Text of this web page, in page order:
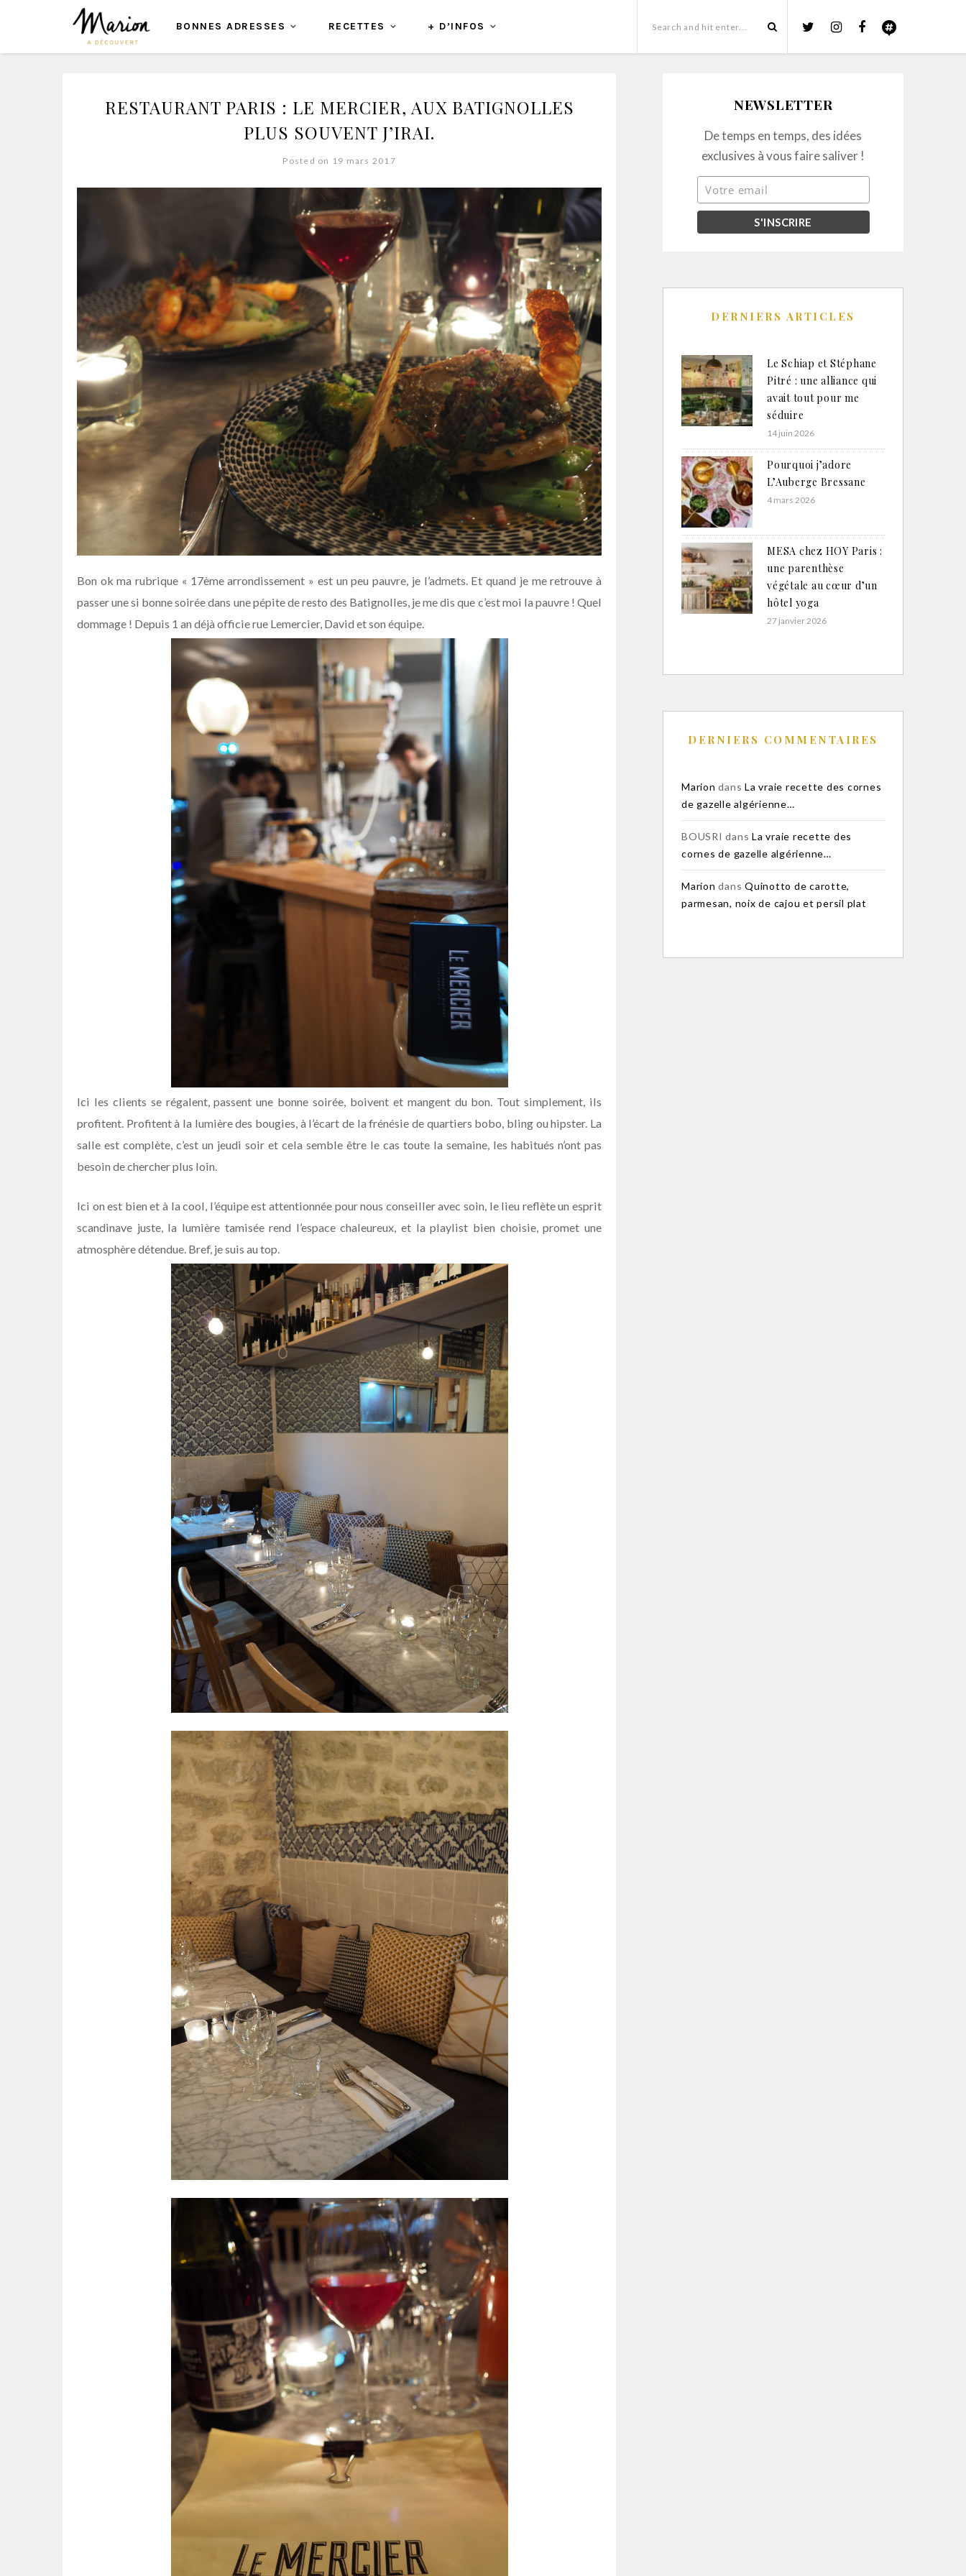
BONNES ADRESSES RECETTES + D’INFOS
RESTAURANT PARIS : LE MERCIER, AUX BATIGNOLLES
PLUS SOUVENT J’IRAI.
Posted on 19 mars 2017
Bon ok ma rubrique « 17ème arrondissement » est un peu pauvre, je l’admets. Et quand je me retrouve à
passer une si bonne soirée dans une pépite de resto des Batignolles, je me dis que c’est moi la pauvre ! Quel
dommage ! Depuis 1 an déjà officie rue Lemercier, David et son équipe.
Ici les clients se régalent, passent une bonne soirée, boivent et mangent du bon. Tout simplement, ils
profitent. Profitent à la lumière des bougies, à l’écart de la frénésie de quartiers bobo, bling ou hipster. La
salle est complète, c’est un jeudi soir et cela semble être le cas toute la semaine, les habitués n’ont pas
besoin de chercher plus loin.
Ici on est bien et à la cool, l’équipe est attentionnée pour nous conseiller avec soin, le lieu reflète un esprit
scandinave juste, la lumière tamisée rend l’espace chaleureux, et la playlist bien choisie, promet une
atmosphère détendue. Bref, je suis au top.
NEWSLETTER
De temps en temps, des idées
exclusives à vous faire saliver !
DERNIERS ARTICLES
Le Schiap et Stéphane
Pitré : une alliance qui
avait tout pour me
séduire
14 juin 2026
Pourquoi j’adore
L’Auberge Bressane
4 mars 2026
MESA chez HOY Paris :
une parenthèse
végétale au cœur d’un
hôtel yoga
27 janvier 2026
DERNIERS COMMENTAIRES
Marion dans La vraie recette des cornes
de gazelle algérienne…
BOUSRI dans La vraie recette des
cornes de gazelle algérienne…
Marion dans Quinotto de carotte,
parmesan, noix de cajou et persil plat